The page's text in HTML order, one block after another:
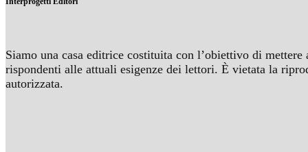
Siamo una casa editrice costituita con l’obiettivo di
rispondenti alle attuali esigenze dei lettori. È vietata la
autorizzata.